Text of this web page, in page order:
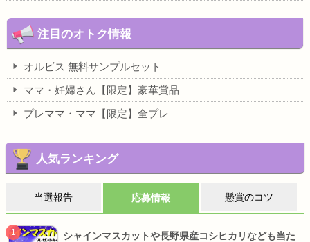
注目のオトク情報
オルビス 無料サンプルセット
ママ・妊婦さん【限定】豪華賞品
プレママ・ママ【限定】全プレ
人気ランキング
当選報告 応募情報 懸賞のコツ
シャインマスカットや長野県産コシヒカリなども当た